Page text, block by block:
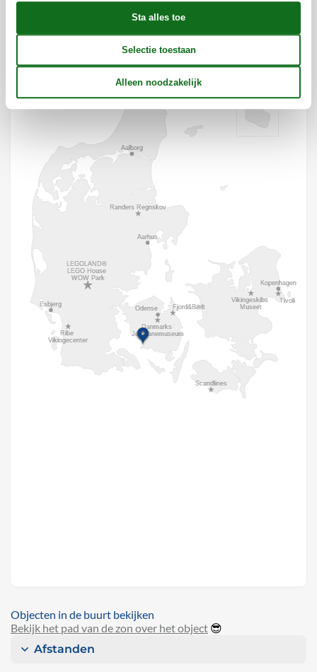
Ligging & omgeving
Objecten in de buurt bekijken
Bekijk het pad van de zon over het object 😎
Afstanden